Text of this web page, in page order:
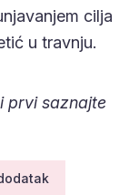
cilja
u travnju.
i prvi saznajte